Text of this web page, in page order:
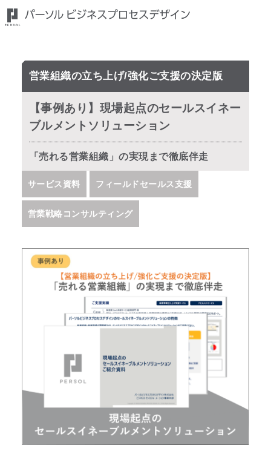
営業組織の立ち上げ/強化ご支援の決定版
【事例あり】現場起点のセールスイネー
ブルメントソリューション
「売れる営業組織」の実現まで徹底伴走
サービス資料 フィールドセールス支援
営業戦略コンサルティング